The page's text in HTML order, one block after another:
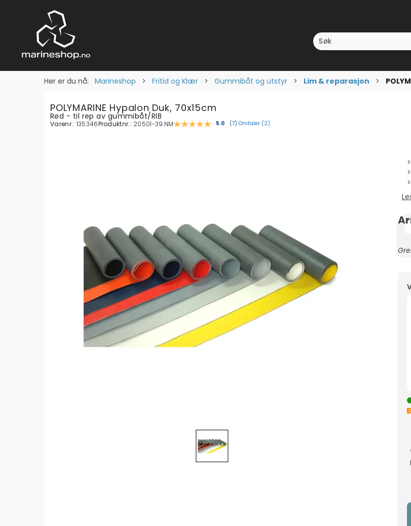
Her er du nå: Marineshop > Fritid og Klær > Gummibåt og utstyr > Lim & reparasjon >
POLYMARINE Hypalon Duk, 70x15cm
Rød - til rep av gummibåt/RIB
Varenr.: 135346Produktnr.: 20501-39.NM Gjennomsnittskarakter:
5.0 (stemmer:
7) Omtaler (2)